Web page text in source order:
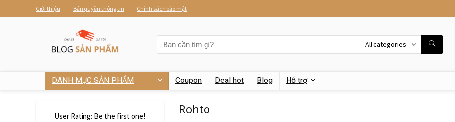
Giới thiệu Bản quyền thông tin Chính sách bảo mật
All categories
DANH MỤC SẢN PHẨM Coupon Deal hot Blog Hỗ trợ
Rohto
User Rating: Be the first one!